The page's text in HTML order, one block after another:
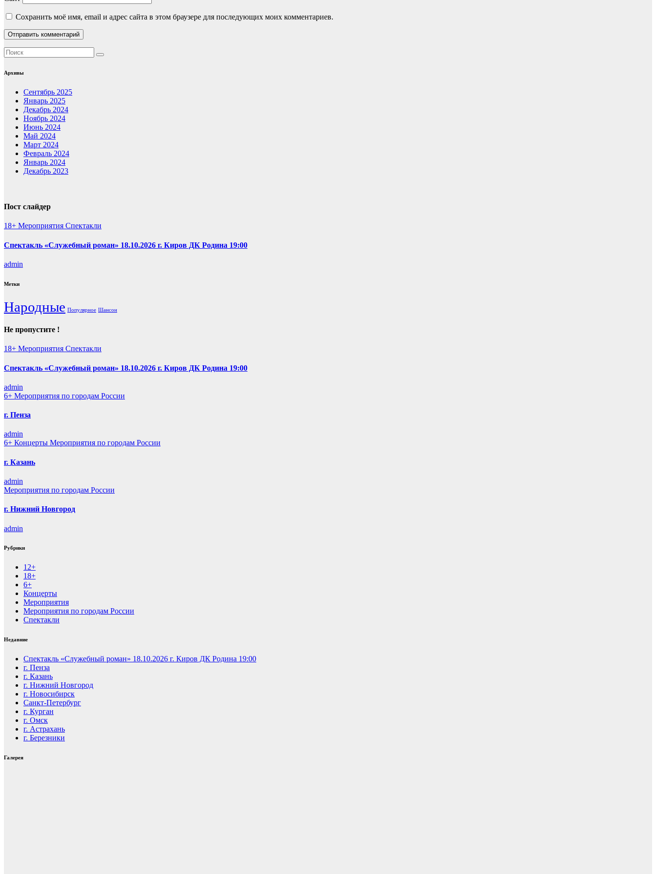
Сохранить моё имя, email и адрес сайта в этом браузере для последующих моих комментариев.
Архивы
Сентябрь 2025
Январь 2025
Декабрь 2024
Ноябрь 2024
Июнь 2024
Май 2024
Март 2024
Февраль 2024
Январь 2024
Декабрь 2023
Пост слайдер
18+ Мероприятия Спектакли
Спектакль «Служебный роман» 18.10.2026 г. Киров ДК Родина 19:00
admin
Метки
Народные Популярное Шансон
Не пропустите !
18+ Мероприятия Спектакли
Спектакль «Служебный роман» 18.10.2026 г. Киров ДК Родина 19:00
admin
6+ Мероприятия по городам России
г. Пенза
admin
6+ Концерты Мероприятия по городам России
г. Казань
admin
Мероприятия по городам России
г. Нижний Новгород
admin
Рубрики
12+
18+
6+
Концерты
Мероприятия
Мероприятия по городам России
Спектакли
Недавние
Спектакль «Служебный роман» 18.10.2026 г. Киров ДК Родина 19:00
г. Пенза
г. Казань
г. Нижний Новгород
г. Новосибирск
Санкт-Петербург
г. Курган
г. Омск
г. Астрахань
г. Березники
Галерея